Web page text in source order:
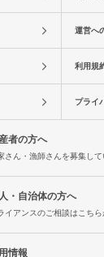
運営へ
利用規
プライ
者の方へ
さん・漁師さんを募集して
・自治体の方へ
イアンスのご相談はこちら
情報